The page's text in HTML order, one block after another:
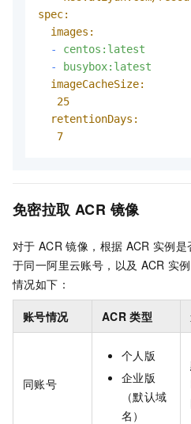
spec:
images:
-
centos:latest
-
busybox:latest
imageCacheSize:
25
retentionDays:
7
免密拉取 ACR 镜像
对于 ACR 镜像，根据 ACR 实例是
于同一阿里云账号，以及 ACR 实
情况如下：
账号情况 ACR 类型
同账号
个人版
企业版
（默认域
名）